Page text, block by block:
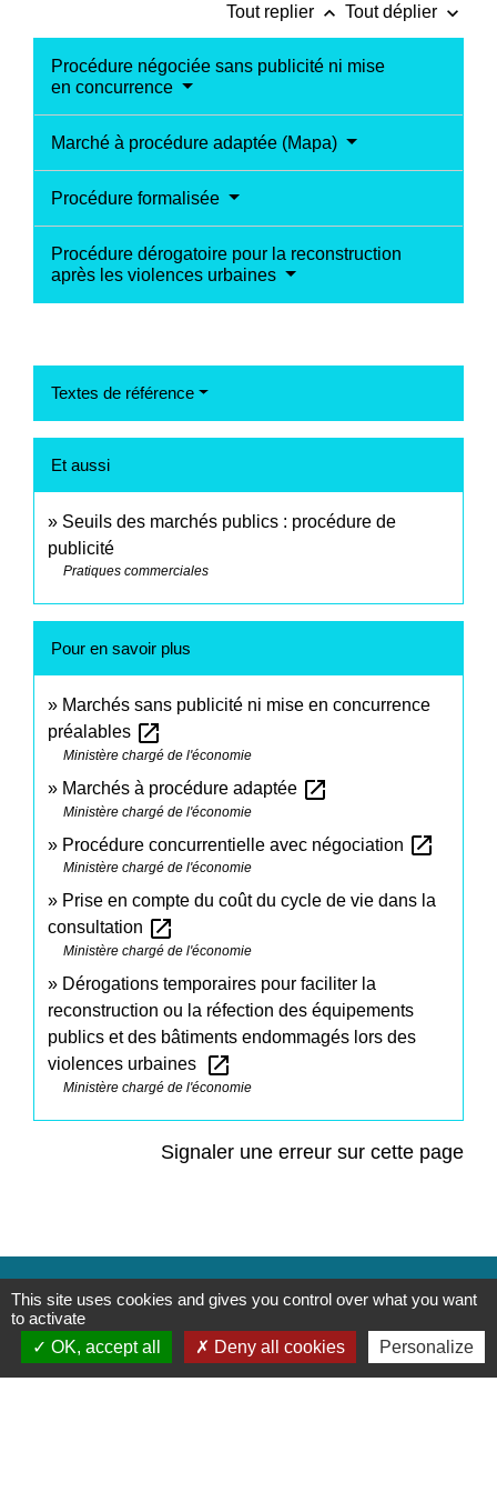
Tout replier keyboard_arrow_up Tout déplier keyboard_arrow_down
Procédure négociée sans publicité ni mise
en concurrence
Marché à procédure adaptée (Mapa)
Procédure formalisée
Procédure dérogatoire pour la reconstruction
après les violences urbaines
Textes de référence
Et aussi
Seuils des marchés publics : procédure de
publicité
Pratiques commerciales
Pour en savoir plus
Marchés sans publicité ni mise en concurrence
préalables open_in_new
Ministère chargé de l'économie
Marchés à procédure adaptée open_in_new
Ministère chargé de l'économie
Procédure concurrentielle avec négociation open_in_new
Ministère chargé de l'économie
Prise en compte du coût du cycle de vie dans la
consultation open_in_new
Ministère chargé de l'économie
Dérogations temporaires pour faciliter la
reconstruction ou la réfection des équipements
publics et des bâtiments endommagés lors des
violences urbaines
open_in_new
Ministère chargé de l'économie
Signaler une erreur sur cette page
Contacts
Commune de Saint-Mesmes
12 rue de Richebourg
This site uses cookies and gives you control over what you want
to activate
OK, accept all
Deny all cookies Personalize